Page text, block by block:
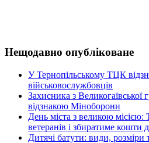
Нещодавно опубліковане
У Тернопільському ТЦК
військовослужбовців
Захисника з Великогаївської
відзнакою Міноборони
День міста з великою місією:
ветеранів і збиратиме кошти
Дитячі батути: види, розміри